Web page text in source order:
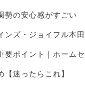
勢の安心感がすごい
ンズ・ジョイフル本
要ポイント｜ホーム
【迷ったらこれ】